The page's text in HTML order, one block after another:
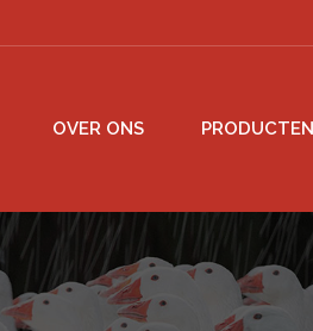
OVER ONS PRODUCTEN